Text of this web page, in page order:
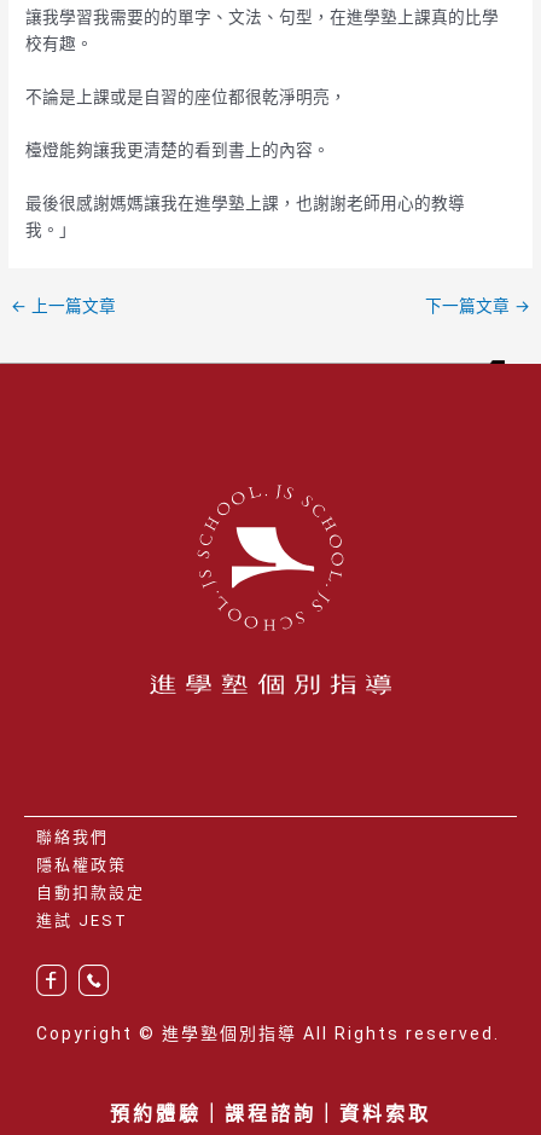
讓我學習我需要的的單字、文法、句型，在進學塾上課真的比學
校有趣。
不論是上課或是自習的座位都很乾淨明亮，
檯燈能夠讓我更清楚的看到書上的內容。
最後很感謝媽媽讓我在進學塾上課，也謝謝老師用心的教導
我。」
← 上一篇文章 下一篇文章 →
聯絡我們
隱私權政策
自動扣款設定
進試 JEST
Copyright © 進學塾個別指導 All Rights reserved.
預約體驗 課程諮詢 資料索取